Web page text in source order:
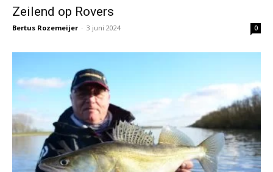
Zeilend op Rovers
Bertus Rozemeijer - 3 juni 2024 0